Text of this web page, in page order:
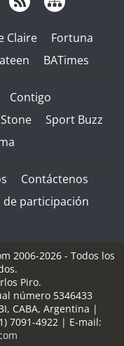
Claire
Fortuna
BATimes
Contigo
Sport Buzz
Contáctenos
de participación
2006-2026 - Todos los
Piro.
número 5346433
, CABA, Argentina |
7091-4922| E-mail: